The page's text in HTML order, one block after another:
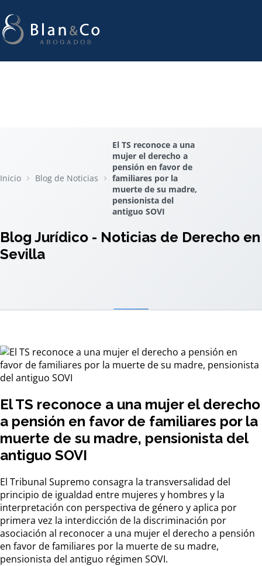
Inicio Blog de Noticias
El TS reconoce a una
mujer el derecho a
pensión en favor de
familiares por la
muerte de su madre,
pensionista del
antiguo SOVI
Blog Jurídico - Noticias de Derecho en
Sevilla
El TS reconoce a una mujer el derecho
a pensión en favor de familiares por la
muerte de su madre, pensionista del
antiguo SOVI
El Tribunal Supremo consagra la transversalidad del
principio de igualdad entre mujeres y hombres y la
interpretación con perspectiva de género y aplica por
primera vez la interdicción de la discriminación por
asociación al reconocer a una mujer el derecho a pensión
en favor de familiares por la muerte de su madre,
pensionista del antiguo régimen SOVI.